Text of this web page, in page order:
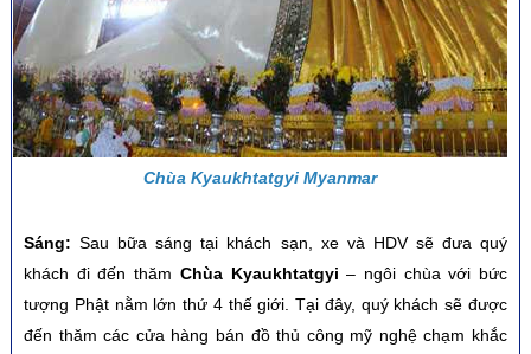
Chùa Kyaukhtatgyi Myanmar
Sáng: Sau bữa sáng tại khách sạn, xe và HDV sẽ đưa quý
khách đi đến thăm Chùa Kyaukhtatgyi – ngôi chùa với bức
tượng Phật nằm lớn thứ 4 thế giới. Tại đây, quý khách sẽ được
đến thăm các cửa hàng bán đồ thủ công mỹ nghệ chạm khắc